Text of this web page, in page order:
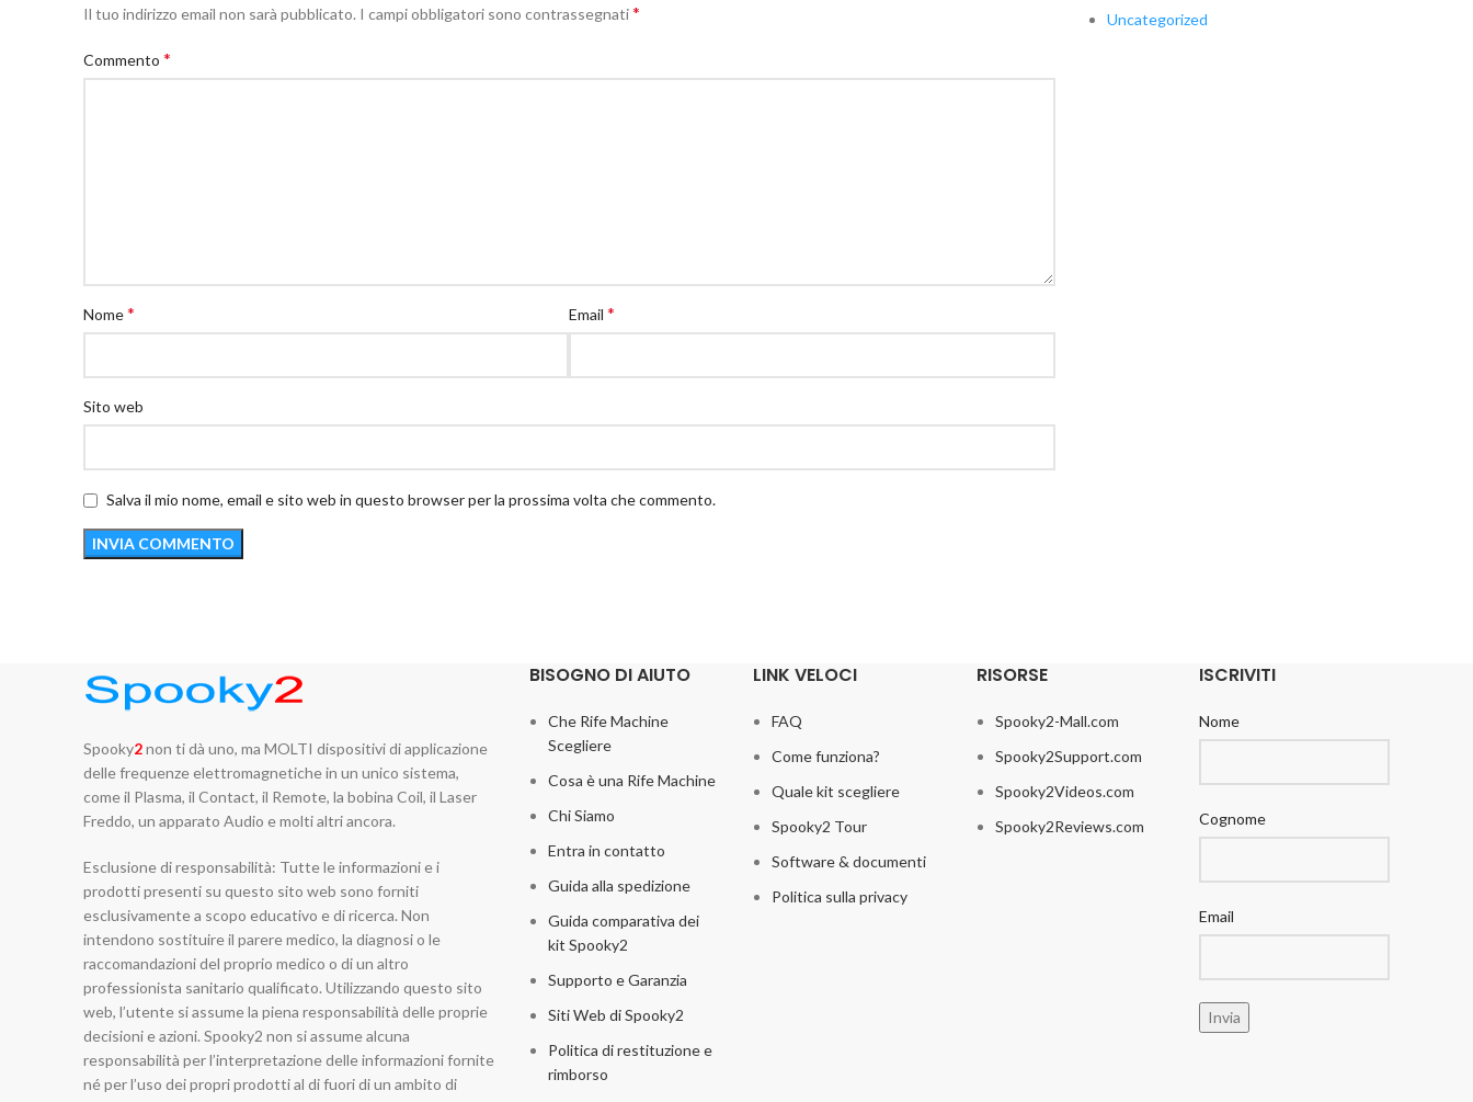
Il tuo indirizzo email non sarà pubblicato. I campi obbligatori sono contrassegnati*
Commento *
Nome* Email*
Sito web
Salva il mio nome, email e sito web in questo browser per la prossima volta che commento.
Uncategorized
Spooky2non ti dà uno, ma MOLTI dispositivi di applicazione
delle frequenze elettromagnetiche in un unico sistema,
come il Plasma, il Contact, il Remote, la bobina Coil, il Laser
Freddo, un apparato Audio e molti altri ancora.
Esclusione di responsabilità: Tutte le informazioni e i
prodotti presenti su questo sito web sono forniti
esclusivamente a scopo educativo e di ricerca. Non
intendono sostituire il parere medico, la diagnosi o le
raccomandazioni del proprio medico o di un altro
professionista sanitario qualificato. Utilizzando questo sito
web, l’utente si assume la piena responsabilità delle proprie
decisioni e azioni. Spooky2 non si assume alcuna
responsabilità per l’interpretazione delle informazioni fornite
né per l’uso dei propri prodotti al di fuori di un ambito di
BISOGNO DI AIUTO
Che Rife Machine
Scegliere
Cosa è una Rife Machine
Chi Siamo
Entra in contatto
Guida alla spedizione
Guida comparativa dei
kit Spooky2
Supporto e Garanzia
Siti Web di Spooky2
Politica di restituzione e
rimborso
LINK VELOCI
FAQ
Come funziona?
Quale kit scegliere
Spooky2 Tour
Software & documenti
Politica sulla privacy
RISORSE
Spooky2-Mall.com
Spooky2Support.com
Spooky2Videos.com
Spooky2Reviews.com
ISCRIVITI
Nome
Cognome
Email